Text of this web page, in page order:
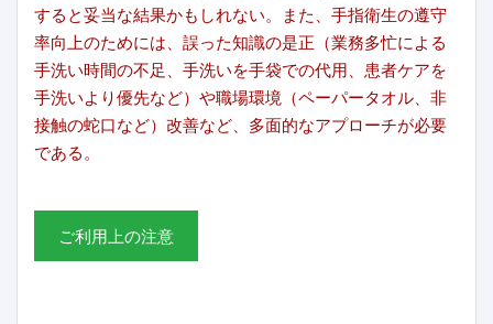
すると妥当な結果かもしれない。また、手指衛生の遵守
率向上のためには、誤った知識の是正（業務多忙による
手洗い時間の不足、手洗いを手袋での代用、患者ケアを
手洗いより優先など）や職場環境（ペーパータオル、非
接触の蛇口など）改善など、多面的なアプローチが必要
である。
ご利用上の注意